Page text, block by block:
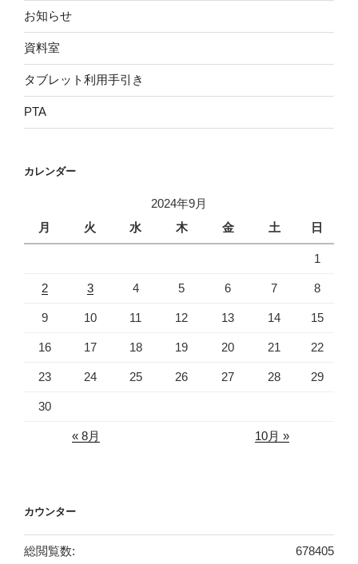
お知らせ
資料室
タブレット利用手引き
PTA
カレンダー
2024年9月
月
火 水 木 金 土 日
1
2 3 4 5 6 7 8
9 10 11 12 13 14 15
16 17 18 19 20 21 22
23 24 25 26 27 28 29
30
« 8月 10月 »
カウンター
678405
総閲覧数: